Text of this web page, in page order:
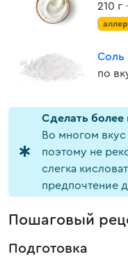
210 г
Соль
по
Cделать
Во многом вкус
поэтому не
слегка
предпочтение
Пошаговый
Подготовка